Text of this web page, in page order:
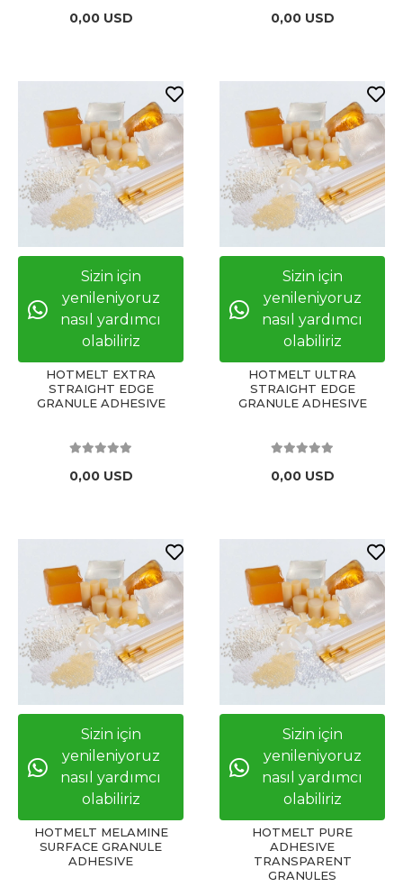
0,00 USD 0,00 USD
Sizin için
yenileniyoruz
nasıl yardımcı
olabiliriz
HOTMELT EXTRA
STRAIGHT EDGE
GRANULE ADHESIVE
0,00 USD
Sizin için
yenileniyoruz
nasıl yardımcı
olabiliriz
HOTMELT ULTRA
STRAIGHT EDGE
GRANULE ADHESIVE
0,00 USD
Sizin için
yenileniyoruz
nasıl yardımcı
olabiliriz
HOTMELT MELAMINE
SURFACE GRANULE
ADHESIVE
Sizin için
yenileniyoruz
nasıl yardımcı
olabiliriz
HOTMELT PURE
ADHESIVE
TRANSPARENT
GRANULES